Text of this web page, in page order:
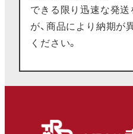
できる限り迅速な発
が、商品により納期が
ください。